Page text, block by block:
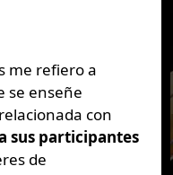
me refiero a
se enseñe
con
sus participantes
de